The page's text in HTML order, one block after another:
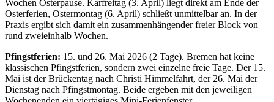
Wochen Osterpause. Karfreitag (3. April) liegt direkt am Ende der
Osterferien, Ostermontag (6. April) schließt unmittelbar an. In der
Praxis ergibt sich damit ein zusammenhängender freier Block von
rund zweieinhalb Wochen.
Pfingstferien: 15. und 26. Mai 2026 (2 Tage). Bremen hat keine
klassischen Pfingstferien, sondern zwei einzelne freie Tage. Der 15.
Mai ist der Brückentag nach Christi Himmelfahrt, der 26. Mai der
Dienstag nach Pfingstmontag. Beide ergeben mit den jeweiligen